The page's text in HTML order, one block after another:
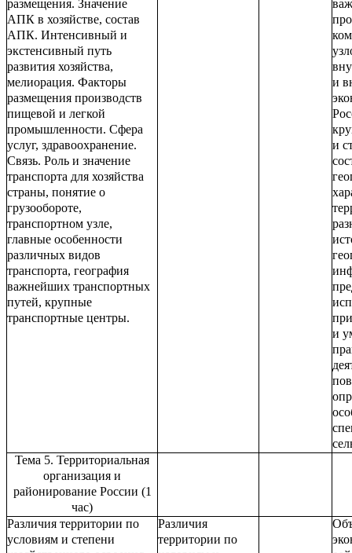
размещения. Значение
АПК в хозяйстве, состав
АПК. Интенсивный и
экстенсивный путь
развития хозяйства,
мелиорация. Факторы
размещения производств
пищевой и легкой
промышленности. Сфера
услуг, здравоохранение.
Связь. Роль и значение
транспорта для хозяйства
страны, понятие о
грузообороте,
транспортном узле,
главные особенности
различных видов
транспорта, география
важнейших транспортных
путей, крупные
транспортные центры.
и
и
и
Тема 5. Территориальная
организация и
районирование России (1
час)
Различия территории по
условиям и степени
Различия
территории по